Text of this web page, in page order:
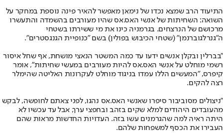
התיעוד הרב שמצא נכדו של נימאן מאפשר להאיר פינה נוספת במחקר על
השואה: השחיתות של אנשי האס.אס שהיו מעורבים בהשמדה והתעשרו
מרכושם של הנרצחים. בגרמניה כינו את מי ששירתו בשטחי
ה"גנרלגוברנמן" (שטחי הכיבוש בפולין) בשם "כנופיית הגנגסטרים".
"בברלין ובקלן אנשים ידעו עד כמה המשטר הנאצי מושחת, אף שחל איסור
רשמי מוחלט על אנשי האס.אס להיות מעורבים במעשי שחיתות", אומר
קיפרס, "המעשים הללו עמדו בניגוד מוחלט לעקרונות האליטה שהימלר
רצה להקים.
"ניצולים מסוביבור סיפרו שאנשי האס.אס נהגו, לפני צאתם לחופשה, לבקש
מהעובדים היהודים למלא שקים בזהב ובחפצי ערך, אבל עד עכשיו לא
היתה ראיה למה שהגרמנים עשו בזה. העדויות החדשות מראות שהם
העבירו את הכסף למשפחות שלהם.